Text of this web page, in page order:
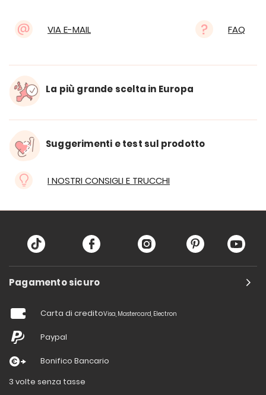
VIA E-MAIL FAQ
La più grande scelta in Europa
Suggerimenti e test sul prodotto
I NOSTRI CONSIGLI E TRUCCHI
Pagamento sicuro
Carta di creditoVisa, Mastercard, Electron
Paypal
Bonifico Bancario
3 volte senza tasse